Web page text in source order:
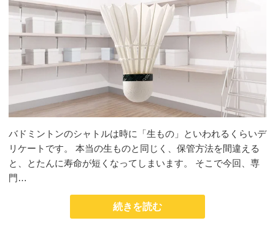
バドミントンのシャトルは時に「生もの」といわれるくらいデ
リケートです。 本当の生ものと同じく、保管方法を間違える
と、とたんに寿命が短くなってしまいます。 そこで今回、専
門…
続きを読む